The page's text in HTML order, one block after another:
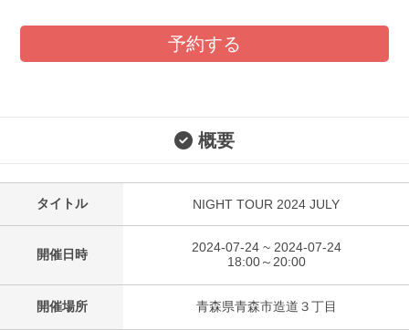
予約する
概要
タイトル NIGHT TOUR 2024 JULY
開催日時
2024-07-24 ~ 2024-07-24
18:00～20:00
開催場所 青森県青森市造道３丁目